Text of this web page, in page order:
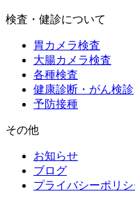
検査・健診について
胃カメラ検査
大腸カメラ検査
各種検査
健康診断・がん検診
予防接種
その他
お知らせ
ブログ
プライバシーポリシ